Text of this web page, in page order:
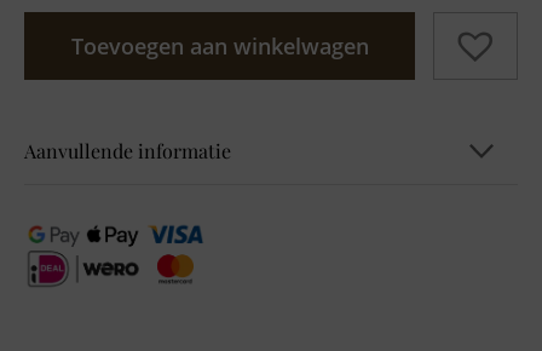
Toevoegen aan winkelwagen
Aanvullende informatie
Zand